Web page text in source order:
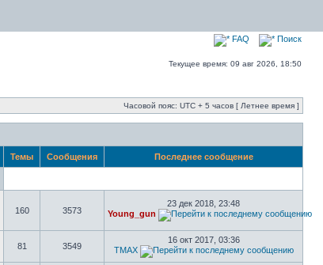
FAQ Поиск
Текущее время: 09 авг 2026, 18:50
Часовой пояс: UTC + 5 часов [ Летнее время ]
Темы Сообщения Последнее сообщение
160 3573
23 дек 2018, 23:48
Young_gun
81 3549
16 окт 2017, 03:36
TMAX